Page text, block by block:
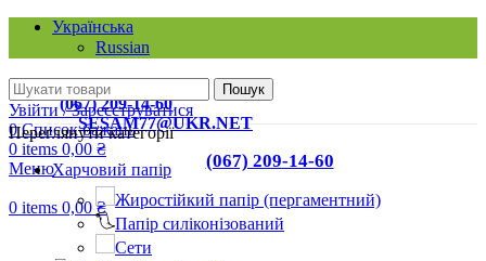
Українська
Russian
КИЇВ, 03067, ВУЛ. О. ТИХОГО, 42-А
ТЕЛ.:(067) 209-14-60
EMAIL:SESAM77@UKR.NET
ТЕЛ.: (067) 209-14-60
Пошук
Увійти / Зареєструватися
0Список бажань
0 items 0,00 ₴
Меню
0 items 0,00₴
Переглянути категорії
Харчовий папір
Жиростійкий папір (пергаментний)
Папір силіконізований
Сети